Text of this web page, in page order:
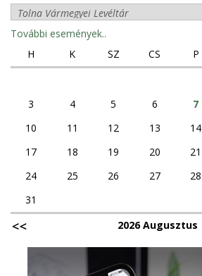
További események..
H
K SZ CS P
3
4 5 6 7
10
11 12 13 14
17
18 19 20 21
24
25 26 27 28
31
2026 Augusztus